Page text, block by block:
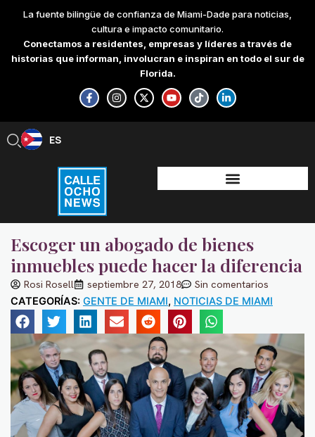
content
La fuente bilingüe de confianza de Miami-Dade para noticias,
cultura e impacto comunitario.
Conectamos a residentes, empresas y líderes a través de
historias que informan, involucran e inspiran en todo el sur de
Florida.
F
a
c
e
-
f
I
n
s
t
X
-
t
w
Y
o
u
t
T
i
k
t
L
i
n
k
-
i
n
ES
EN
Escoger un abogado de bienes
inmuebles puede hacer la diferencia
Rosi Rosell septiembre 27, 2018 Sin comentarios
CATEGORÍAS: GENTE DE MIAMI, NOTICIAS DE MIAMI